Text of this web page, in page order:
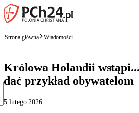
Strona główna Wiadomości
Królowa Holandii
dać przykład obywatelom
5 lutego 2026